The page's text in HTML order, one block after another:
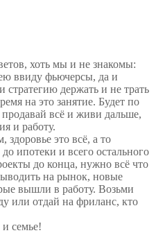
хоть мы и не знакомы:
ввиду фьючерсы, да и
держать и не трать
на это занятие. Будет по
всё и живи дальше,
и работу.
здоровье это всё, а то
ипотеки и всего остального
до конца, нужно всё что
на рынок, новые
вышли в работу. Возьми
или отдай на фриланс, кто
семье!